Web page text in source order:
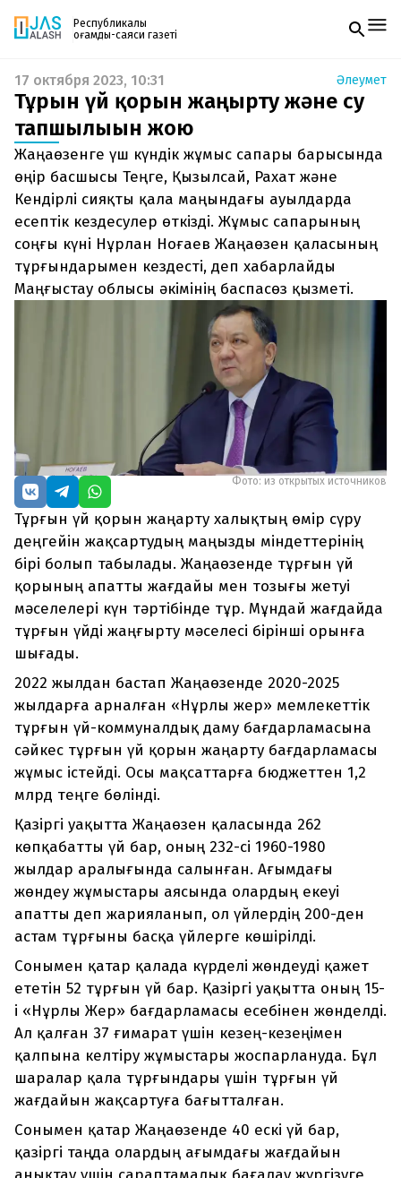
Республикалық
қоғамдық-саяси газеті
Жаңалықтар
Спорт
Live
Руханият
Аймақ
Архив
Заң және тәртіп
Редакциямен байланыс
+7 708 604 51 06
Жарнама бөлімі
+7 701 220 64 52
Пошта
Газетке жазылу
PDF форматтағы газетті ай сайын электронды
поштаңызға алып отырыңыз. Жаңа нөмір
шыққан сәтте сізге бірден жіберіледі. Тек email
енгізіңіз, біз қалғанын өзіміз жібереміз.
17 октября 2023, 10:31 Әлеумет
Тұрғын үй қорын жаңғырту және су
тапшылығын жою
Жаңаөзенге үш күндік жұмыс сапары барысында
өңір басшысы Теңге, Қызылсай, Рахат және
Кендірлі сияқты қала маңындағы ауылдарда
есептік кездесулер өткізді. Жұмыс сапарының
соңғы күні Нұрлан Ноғаев Жаңаөзен қаласының
тұрғындарымен кездесті, деп хабарлайды
Маңғыстау облысы әкімінің баспасөз қызметі.
Фото: из открытых источников
Тұрғын үй қорын жаңарту халықтың өмір сүру
деңгейін жақсартудың маңызды міндеттерінің
бірі болып табылады. Жаңаөзенде тұрғын үй
қорының апатты жағдайы мен тозығы жетуі
мәселелері күн тәртібінде тұр. Мұндай жағдайда
тұрғын үйді жаңғырту мәселесі бірінші орынға
шығады.
2022 жылдан бастап Жаңаөзенде 2020-2025
жылдарға арналған «Нұрлы жер» мемлекеттік
тұрғын үй-коммуналдық даму бағдарламасына
сәйкес тұрғын үй қорын жаңарту бағдарламасы
жұмыс істейді. Осы мақсаттарға бюджеттен 1,2
млрд теңге бөлінді.
Қазіргі уақытта Жаңаөзен қаласында 262
көпқабатты үй бар, оның 232-сі 1960-1980
жылдар аралығында салынған. Ағымдағы
жөндеу жұмыстары аясында олардың екеуі
апатты деп жарияланып, ол үйлердің 200-ден
астам тұрғыны басқа үйлерге көшірілді.
Сонымен қатар қалада күрделі жөндеуді қажет
ететін 52 тұрғын үй бар. Қазіргі уақытта оның 15-
і «Нұрлы Жер» бағдарламасы есебінен жөнделді.
Ал қалған 37 ғимарат үшін кезең-кезеңімен
қалпына келтіру жұмыстары жоспарлануда. Бұл
шаралар қала тұрғындары үшін тұрғын үй
жағдайын жақсартуға бағытталған.
Сонымен қатар Жаңаөзенде 40 ескі үй бар,
қазіргі таңда олардың ағымдағы жағдайын